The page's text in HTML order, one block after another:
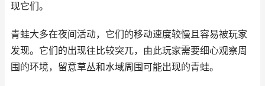
现它们。
青蛙大多在夜间活动，它们的移动速度较慢且容易被玩家
发现。它们的出现往比较突兀，由此玩家需要细心观察周
围的环境，留意草丛和水域周围可能出现的青蛙。